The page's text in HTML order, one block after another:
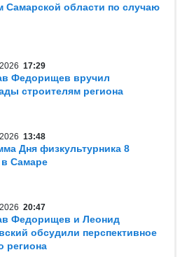
Самарской области по случаю
17:29
Федорищев вручил
строителям региона
13:48
Дня физкультурника 8
в Самаре
20:47
Федорищев и Леонид
обсудили перспективное
региона